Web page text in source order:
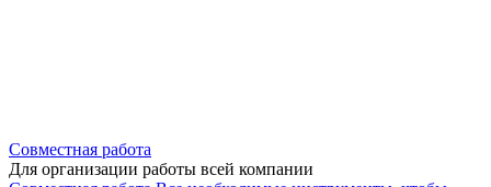
Совместная работа
Для организации работы всей компании